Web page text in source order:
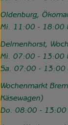
Oldenburg,
Mi. 11:00 - 18:00
Delmenhorst,
Mi. 07:00 - 13:00
Sa. 07:00 - 13:00
Wochenmarkt
Käsewagen)
Do. 08:00 - 13:00